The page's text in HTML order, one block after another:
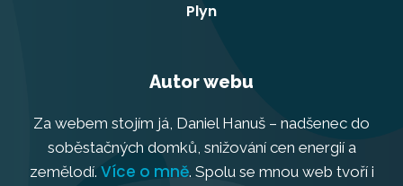
Plyn
Autor webu
Za webem stojím já, Daniel Hanuš – nadšenec do
soběstačných domků, snižování cen energií a
zemělodí. Více o mně. Spolu se mnou web tvoří i